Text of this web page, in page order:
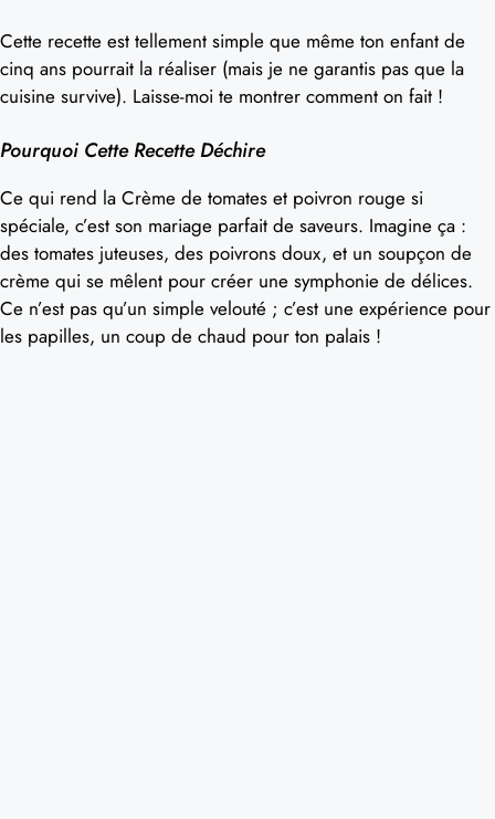
Cette recette est tellement simple que même ton enfant de
cinq ans pourrait la réaliser (mais je ne garantis pas que la
cuisine survive). Laisse-moi te montrer comment on fait !
Pourquoi Cette Recette Déchire
Ce qui rend la Crème de tomates et poivron rouge si
spéciale, c’est son mariage parfait de saveurs. Imagine ça :
des tomates juteuses, des poivrons doux, et un soupçon de
crème qui se mêlent pour créer une symphonie de délices.
Ce n’est pas qu’un simple velouté ; c’est une expérience pour
les papilles, un coup de chaud pour ton palais !